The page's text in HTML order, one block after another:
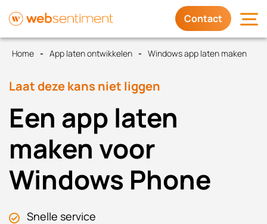
Diensten
Waarom wij
Contact
Contact
Home App laten ontwikkelen Windows app laten maken
Laat deze kans niet liggen
Een app laten
maken voor
Windows Phone
Snelle service